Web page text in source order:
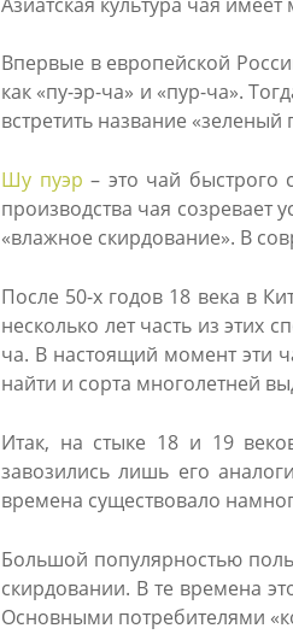
Впервые в европейской
как «пу-эр-ча» и «пур-ча».
встретить название
Шу пуэр – это чай быстрого
производства чая
«влажное скирдование». В
После 50-х годов 18 века в
несколько лет часть из этих
ча. В настоящий момент эти
найти и сорта многолетней
Итак, на стыке 18 и 19
завозились лишь его
времена существовало
Большой популярностью
скирдовании. В те времена
Основными потребителями